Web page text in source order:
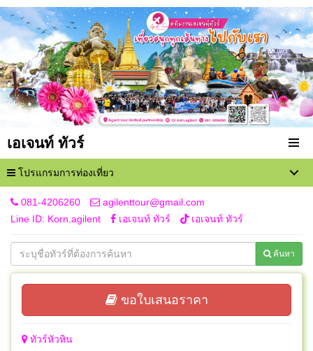
เอเจนท์ ทัวร์
โปรแกรมการท่องเที่ยว
081-4206260
agilenttour@gmail.com
Line ID: Korn.agilent
เอเจนท์ ทัวร์ เอเจนท์ ทัวร์
ค้นหา
ขอใบเสนอราคา
ทัวร์หัวหิน